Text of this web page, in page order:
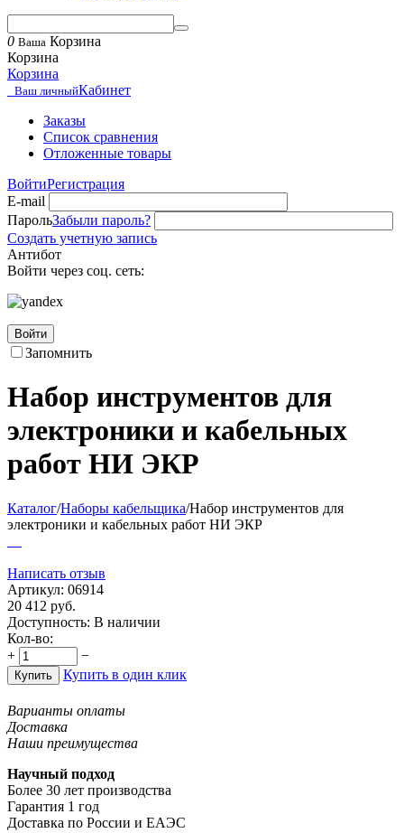
0 Ваша Корзина
Корзина
Корзина
Ваш личныйКабинет
Заказы
Список сравнения
Отложенные товары
ВойтиРегистрация
E-mail
ПарольЗабыли пароль?
Создать учетную запись
Антибот
Войти через соц. сеть:
Войти
Запомнить
Набор инструментов для
электроники и кабельных
работ НИ ЭКР
Каталог/Наборы кабельщика/Набор инструментов для
электроники и кабельных работ НИ ЭКР
Написать отзыв
Артикул: 06914
20 412 руб.
Доступность: В наличии
Кол-во:
+
−
Купить Купить в один клик
Варианты оплаты
Доставка
Наши преимущества
Научный подход
Более 30 лет производства
Гарантия 1 год
Доставка по России и ЕАЭС